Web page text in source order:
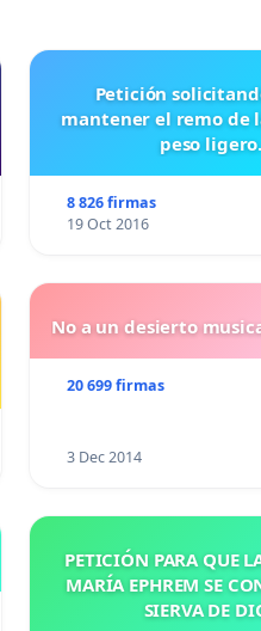
Petición solicitando a FISA
mantener el remo de
peso ligero.
8 826 firmas
19 Oct 2016
No a un desierto
20 699 firmas
3 Dec 2014
PETICIÓN PARA QUE
MARÍA EPHREM SE
SIERVA DE